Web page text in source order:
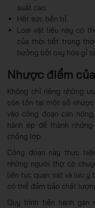
suất cao.
Hết sức bền bỉ.
Loại vật liệu này có
của thời tiết trong
hưởng bởi oxy hóa gỉ
Nhược điểm
Không chỉ riêng những
còn tồn tại một số
vào công đoạn cán
hành ép để thành
chồng lớp.
Công đoạn này thực
những người thợ có
liên tục quan sát và lưu
có thể đảm bảo chất
Quy trình tiến hành gán